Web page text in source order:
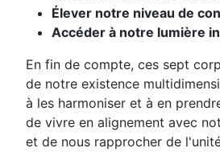
Élever notre niveau de
Accéder à notre lumière
En fin de compte, ces sept
de notre existence
à les harmoniser et à en
de vivre en alignement avec
et de nous rapprocher de